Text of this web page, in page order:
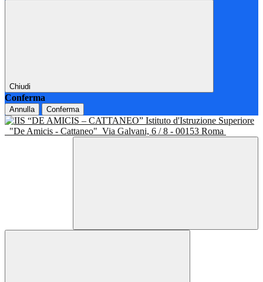
Chiudi
Conferma
Annulla Conferma
Istituto d'Istruzione Superiore
"De Amicis - Cattaneo" Via Galvani, 6 / 8 - 00153 Roma